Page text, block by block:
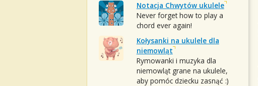
Notacja Chwytów ukulele
Never forget how to play a
chord ever again!
Kołysanki na ukulele dla
niemowląt
Rymowanki i muzyka dla
niemowląt grane na ukulele,
aby pomóc dziecku zasnąć :)